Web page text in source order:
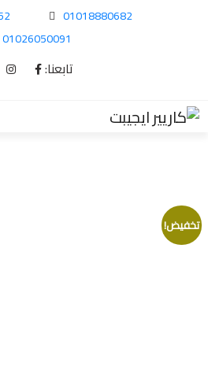
01018880682
01026050091
تابعنا:
تخفيض!